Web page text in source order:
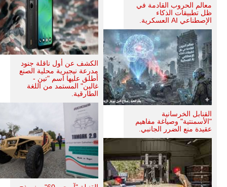
معالم الحروب القادمة في
ظل تطبيقات الذكاء
الإصطناعي AI العسكرية.
القنابل الخرسانية
"الأسمنتية" وصياغة مفاهيم
عقيدة منع الضرر الجانبي.
الكشف عن أول ناقلة جنود
مدرعة نيجيرية محلية الصنع
أطلق عليها اسم "تين -
غالين" المستمد من اللغة
الطارقية.